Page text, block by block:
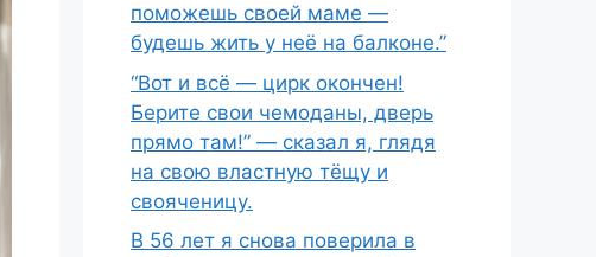
поможешь своей маме —
будешь жить у неё на балконе.”
“Вот и всё — цирк окончен!
Берите свои чемоданы, дверь
прямо там!” — сказал я, глядя
на свою властную тёщу и
свояченицу.
В 56 лет я снова поверила в